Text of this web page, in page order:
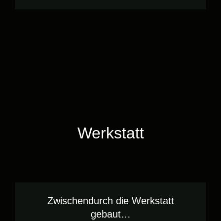
Werkstatt
Zwischendurch die Werkstatt
gebaut…